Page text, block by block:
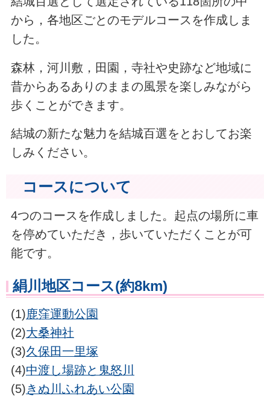
から，各地区ごとのモデルコースを作成しま
した。
森林，河川敷，田園，寺社や史跡など地域に
昔からあるありのままの風景を楽しみながら
歩くことができます。
結城の新たな魅力を結城百選をとおしてお楽
しみください。
コースについて
4つのコースを作成しました。起点の場所に車
を停めていただき，歩いていただくことが可
能です。
絹川地区コース(約8km)
(1)鹿窪運動公園
(2)大桑神社
(3)久保田一里塚
(4)中渡し場跡と鬼怒川
(5)きぬ川ふれあい公園